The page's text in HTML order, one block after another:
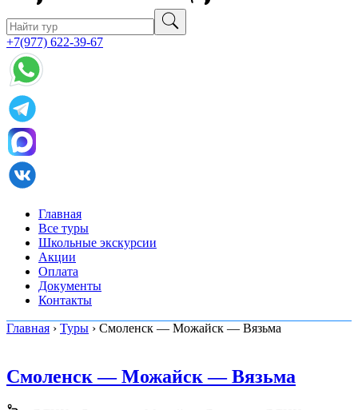
+7(977) 622-39-67
Главная
Все туры
Школьные экскурсии
Акции
Оплата
Документы
Контакты
Главная › Туры › Смоленск — Можайск — Вязьма
Смоленск — Можайск — Вязьма